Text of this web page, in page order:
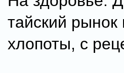
тайский рынок
хлопоты, с